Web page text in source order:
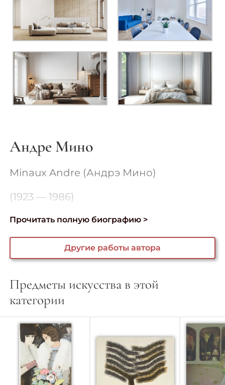
Андре Мино
Minaux Andre (Андрэ Мино)
(1923 — 1986)
Прочитать полную биографию >
Другие работы автора
Предметы искусства в этой
категории